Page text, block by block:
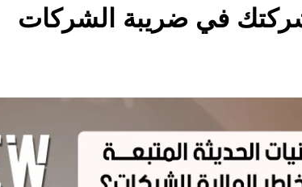
في ضريبة الشركات